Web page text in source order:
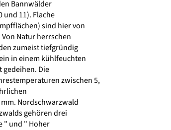
Bannwälder
und 11). Flache
sind hier von
Natur herrschen
zumeist tiefgründig
in einem kühlfeuchten
gedeihen. Die
zwischen 5,
Nordschwarzwald
gehören drei
" und " Hoher